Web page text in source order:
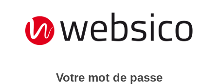
Votre mot de passe